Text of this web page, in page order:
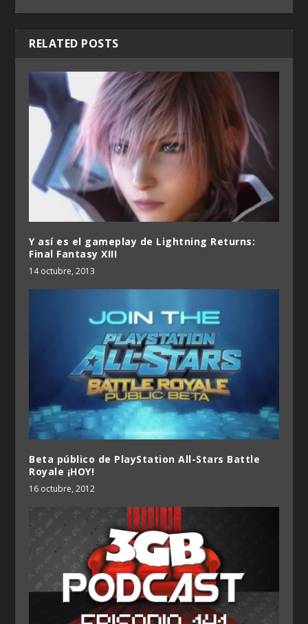
RELATED POSTS
Y así es el gameplay de Lightning Returns:
Final Fantasy XIII
14 octubre, 2013
Beta público de PlayStation All-Stars Battle
Royale ¡HOY!
16 octubre, 2012